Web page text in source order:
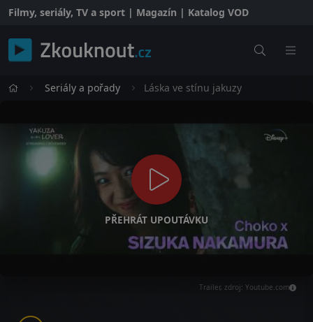
Filmy, seriály, TV a sport | Magazín | Katalog VOD
Seriály a pořady Láska ve stínu jakuzy
PŘEHRÁT UPOUTÁVKU
Trailer, zdroj: Youtube.com